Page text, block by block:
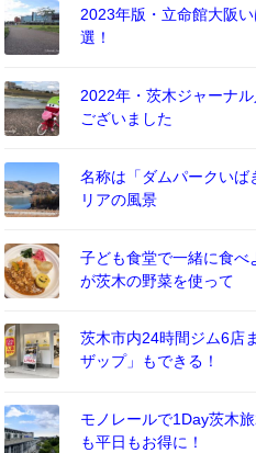
2023年版・立命館大阪
選！
2022年・茨木ジャーナ
ございました
名称は「ダムパークいば
リアの風景
子ども食堂で一緒に食
が茨木の野菜を使って
茨木市内24時間ジム6店
ザップ」もできる！
モノレールで1Day茨木
も平日もお得に！